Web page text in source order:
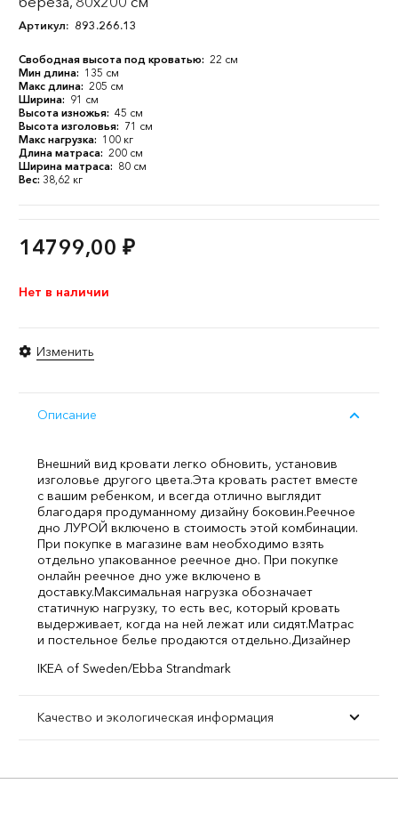
Артикул: 893.266.13
Свободная высота под кроватью: 22 см
Мин длина: 135 см
Макс длина: 205 см
Ширина: 91 см
Высота изножья: 45 см
Высота изголовья: 71 см
Макс нагрузка: 100 кг
Длина матраса: 200 см
Ширина матраса: 80 см
Вес: 38,62 кг
14799,00 ₽
Нет в наличии
Изменить
Описание
Внешний вид кровати легко обновить, установив
изголовье другого цвета.Эта кровать растет вместе
с вашим ребенком, и всегда отлично выглядит
благодаря продуманному дизайну боковин.Реечное
дно ЛУРОЙ включено в стоимость этой комбинации.
При покупке в магазине вам необходимо взять
отдельно упакованное реечное дно. При покупке
онлайн реечное дно уже включено в
доставку.Максимальная нагрузка обозначает
статичную нагрузку, то есть вес, который кровать
выдерживает, когда на ней лежат или сидят.Матрас
и постельное белье продаются отдельно.Дизайнер
IKEA of Sweden/Ebba Strandmark
Качество и экологическая информация